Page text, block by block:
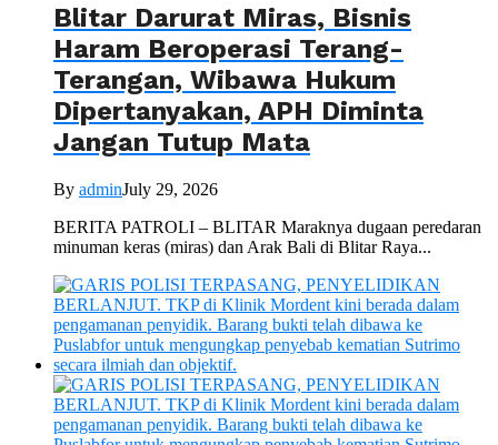
Blitar Darurat Miras, Bisnis
Haram Beroperasi Terang-
Terangan, Wibawa Hukum
Dipertanyakan, APH Diminta
Jangan Tutup Mata
By adminJuly 29, 2026
BERITA PATROLI – BLITAR Maraknya dugaan peredaran
minuman keras (miras) dan Arak Bali di Blitar Raya...